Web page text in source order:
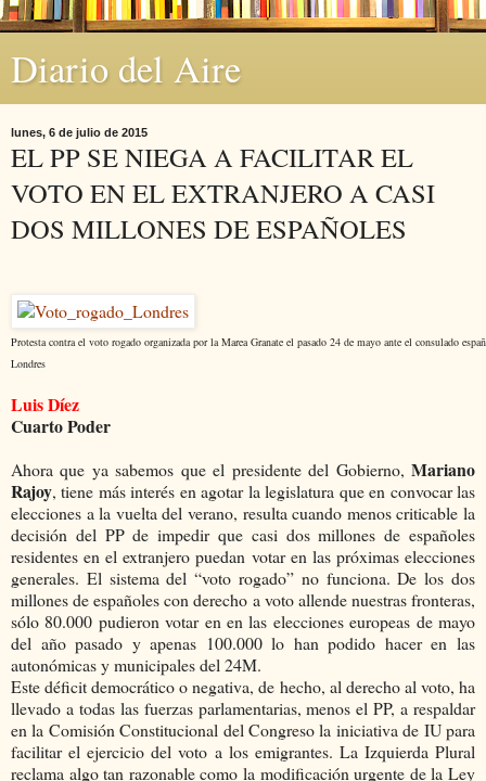
Diario del Aire
lunes, 6 de julio de 2015
EL PP SE NIEGA A FACILITAR EL
VOTO EN EL EXTRANJERO A CASI
DOS MILLONES DE ESPAÑOLES
Protesta contra el voto rogado organizada por la Marea Granate el pasado 24 de mayo ante el consulado
Londres
Luis Díez
Cuarto Poder
Ahora que ya sabemos que el presidente del Gobierno, Mariano
Rajoy, tiene más interés en agotar la legislatura que en convocar las
elecciones a la vuelta del verano, resulta cuando menos criticable la
decisión del PP de impedir que casi dos millones de españoles
residentes en el extranjero puedan votar en las próximas elecciones
generales. El sistema del “voto rogado” no funciona. De los dos
millones de españoles con derecho a voto allende nuestras fronteras,
sólo 80.000 pudieron votar en en las elecciones europeas de mayo
del año pasado y apenas 100.000 lo han podido hacer en las
autonómicas y municipales del 24M.
Este déficit democrático o negativa, de hecho, al derecho al voto, ha
llevado a todas las fuerzas parlamentarias, menos el PP, a respaldar
en la Comisión Constitucional del Congreso la iniciativa de IU para
facilitar el ejercicio del voto a los emigrantes. La Izquierda Plural
reclama algo tan razonable como la modificación urgente de la Ley